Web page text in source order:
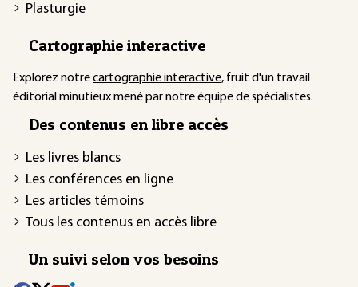
Plasturgie
Cartographie interactive
Explorez notrecartographie interactive, fruit d'un travail
éditorial minutieux mené par notre équipe de spécialistes.
Des contenus en libre accès
Les livres blancs
Les conférences en ligne
Les articles témoins
Tous les contenus en accès libre
Un suivi selon vos besoins